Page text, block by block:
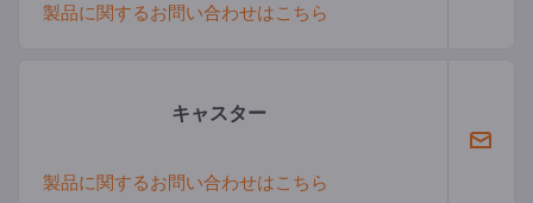
製品に関するお問い合わせはこちら
キャスター
製品に関するお問い合わせはこちら